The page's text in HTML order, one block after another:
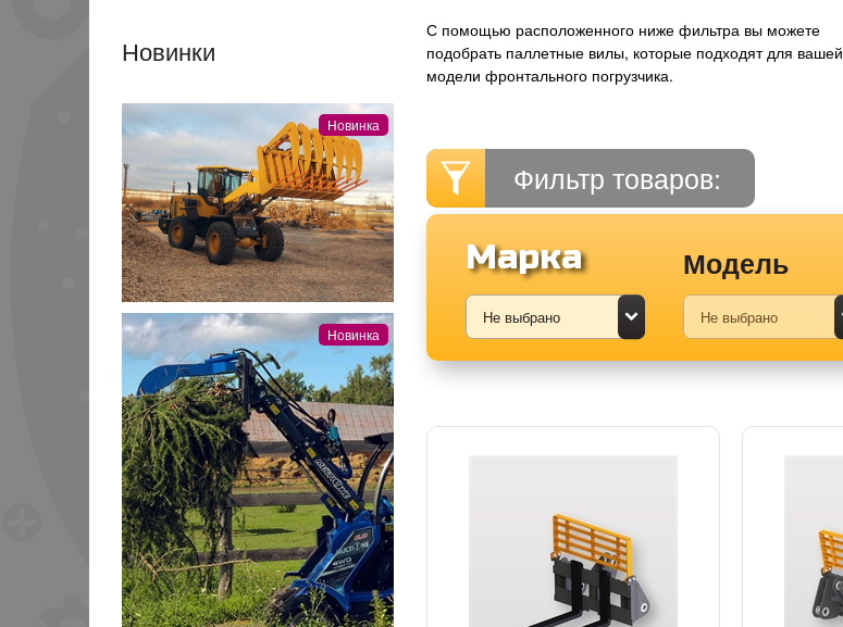
Новинки
Новинка
Новинка
С помощью расположенного ниже фильтра вы можете
подобрать паллетные вилы, которые подходят для вашей
модели фронтального погрузчика.
Фильтр товаров:
Марка Модель